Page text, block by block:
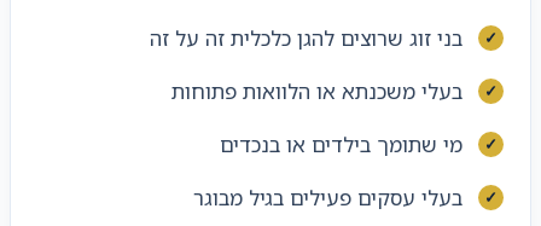
בני זוג שרוצים להגן כלכלית זה על זה
בעלי משכנתא או הלוואות פתוחות
מי שתומך בילדים או בנכדים
בעלי עסקים פעילים בגיל מבוגר